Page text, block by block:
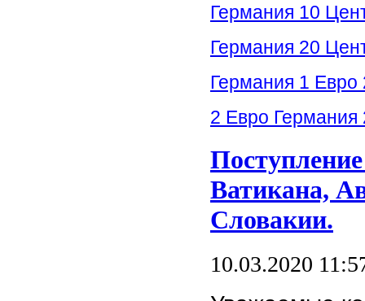
Германия 10
Германия 20
Германия 1 Евро
2 Евро Германия
Ватикана,
Словакии.
10.03.2020